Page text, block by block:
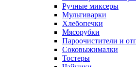
Ручные миксеры
Мультиварки
Хлебопечки
Мясорубки
Пароочистители и
Соковыжималки
Тостеры